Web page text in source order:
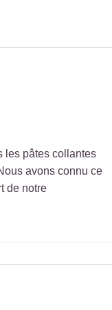
les pâtes collantes
avons connu ce
de notre